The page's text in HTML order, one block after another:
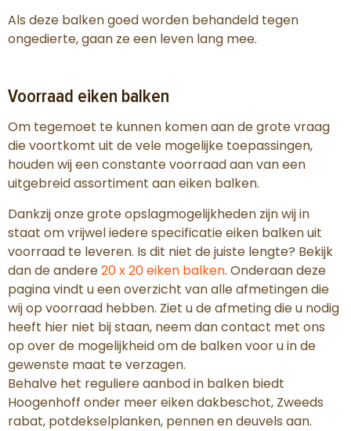
Als deze balken goed worden behandeld tegen
ongedierte, gaan ze een leven lang mee.
Voorraad eiken balken
Om tegemoet te kunnen komen aan de grote vraag
die voortkomt uit de vele mogelijke toepassingen,
houden wij een constante voorraad aan van een
uitgebreid assortiment aan eiken balken.
Dankzij onze grote opslagmogelijkheden zijn wij in
staat om vrijwel iedere specificatie eiken balken uit
voorraad te leveren. Is dit niet de juiste lengte? Bekijk
dan de andere20 x 20 eiken balken. Onderaan deze
pagina vindt u een overzicht van alle afmetingen die
wij op voorraad hebben. Ziet u de afmeting die u nodig
heeft hier niet bij staan, neem dan contact met ons
op over de mogelijkheid om de balken voor u in de
gewenste maat te verzagen.
Behalve het reguliere aanbod in balken biedt
Hoogenhoff onder meer eiken dakbeschot, Zweeds
rabat, potdekselplanken, pennen en deuvels aan.